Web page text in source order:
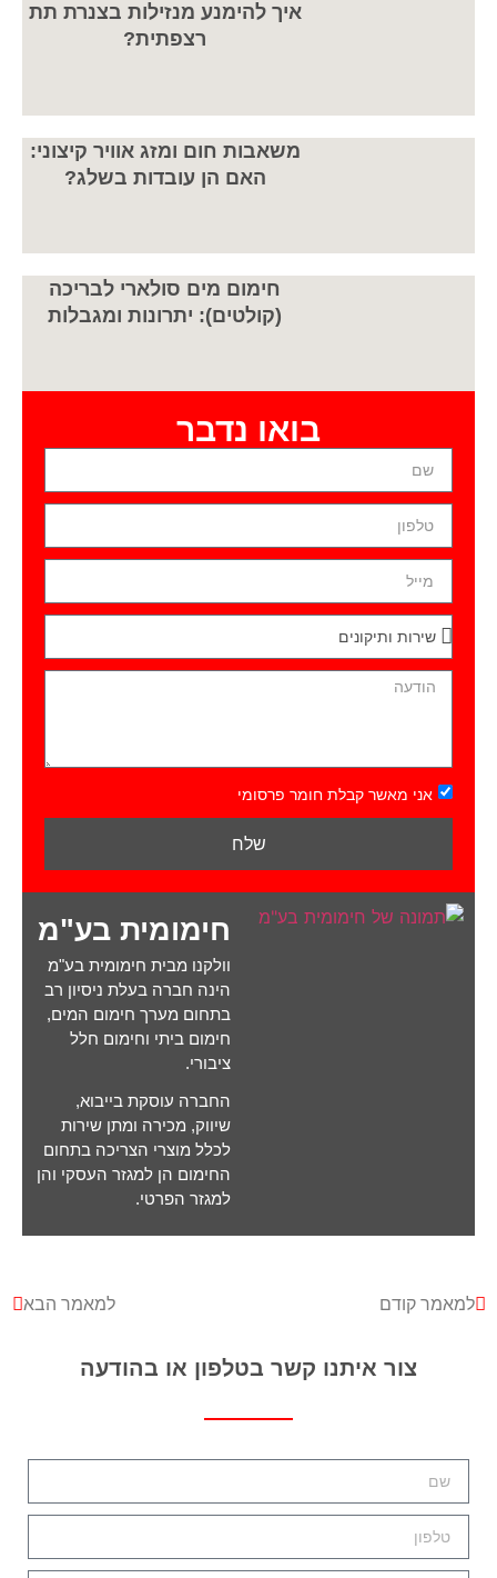
איך להימנע מנזילות בצנרת תת
רצפתית?
משאבות חום ומזג אוויר קיצוני:
האם הן עובדות בשלג?
חימום מים סולארי לבריכה
(קולטים): יתרונות ומגבלות
בואו נדבר
אני מאשר קבלת חומר פרסומי
שלח
חימומית בע"מ
וולקנו מבית חימומית בע"מ
הינה חברה בעלת ניסיון רב
בתחום מערך חימום המים,
חימום ביתי וחימום חלל
ציבורי.
החברה עוסקת בייבוא,
שיווק, מכירה ומתן שירות
לכלל מוצרי הצריכה בתחום
החימום הן למגזר העסקי והן
למגזר הפרטי.
למאמר קודם למאמר הבא
צור איתנו קשר בטלפון או בהודעה